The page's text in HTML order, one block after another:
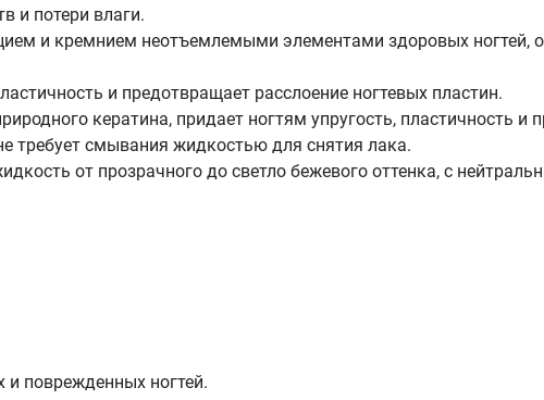
и потери влаги.
и кремнием неотъемлемыми элементами здоровых ногтей,
и предотвращает расслоение ногтевых пластин.
кератина, придает ногтям упругость, пластичность и
требует смывания жидкостью для снятия лака.
от прозрачного до светло бежевого оттенка, с
поврежденных ногтей.